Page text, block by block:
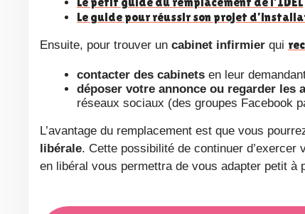
Le guide pour réussir son projet
Ensuite, pour trouver un cabinet infirmier qui
contacter des cabinets en leur
déposer votre annonce ou regarder les
réseaux sociaux (des groupes Facebook
L’avantage du remplacement est que vous
libérale. Cette possibilité de continuer d’exercer
en libéral vous permettra de vous adapter petit à